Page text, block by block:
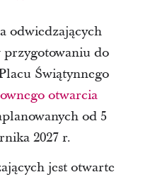
odwiedzających
przygotowaniu do
Świątynnego
otwarcia
od 5
2027 r.
jest otwarte